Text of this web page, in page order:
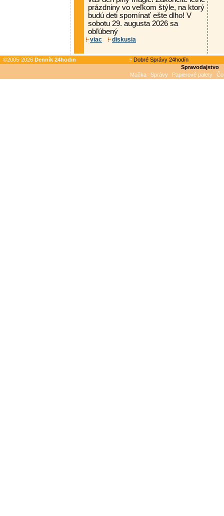
prázdniny vo veľkom štýle, na ktorý
budú deti spomínať ešte dlho! V
sobotu 29. augusta 2026 sa
obľúbený
viac diskusia
©2005-2026 Denník 24hodin
Dobré Správy 24hodín
Spravodajstvo
Mačka
Správy Papierové palety